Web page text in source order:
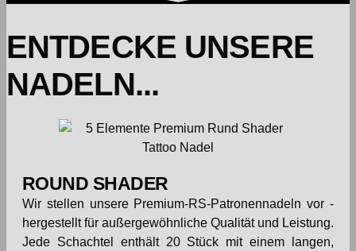
ENTDECKE UNSERE
NADELN...
ROUND SHADER
Wir stellen unsere Premium-RS-Patronennadeln vor -
hergestellt für außergewöhnliche Qualität und Leistung.
Jede Schachtel enthält 20 Stück mit einem langen,